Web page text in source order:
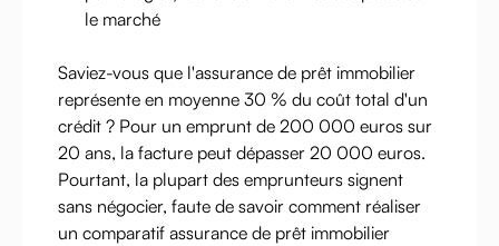
le marché
Saviez-vous que l'assurance de prêt immobilier
représente en moyenne 30 % du coût total d'un
crédit ? Pour un emprunt de 200 000 euros sur
20 ans, la facture peut dépasser 20 000 euros.
Pourtant, la plupart des emprunteurs signent
sans négocier, faute de savoir comment réaliser
un comparatif assurance de prêt immobilier